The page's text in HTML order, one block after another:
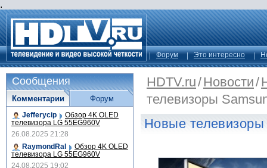
.
Форум Это интересно
HDTV.ru/Новости/
телевизоры
Новые
Сообщения
Комментарии
Jefferycip Обзор 4K OLED
телевизора LG 55EG960V
26.08.2025 21:28
RaymondRal
Обзор 4K OLED
телевизора LG 55EG960V
24.08.2025 19:02
Форум